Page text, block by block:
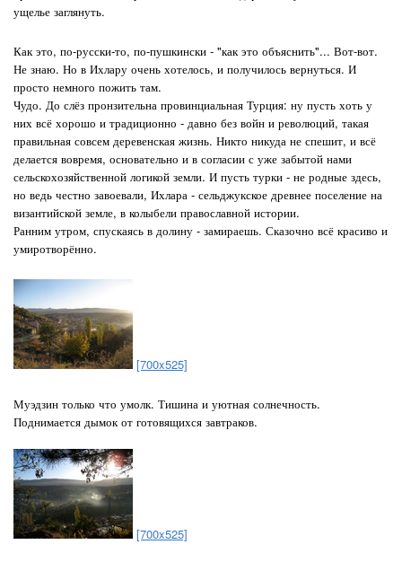
ущелье заглянуть.
Как это, по-русски-то, по-пушкински - "как это объяснить"... Вот-вот.
Не знаю. Но в Ихлару очень хотелось, и получилось вернуться. И
просто немного пожить там.
Чудо. До слёз пронзительна провинциальная Турция: ну пусть хоть у
них всё хорошо и традиционно - давно без войн и революций, такая
правильная совсем деревенская жизнь. Никто никуда не спешит, и всё
делается вовремя, основательно и в согласии с уже забытой нами
сельскохозяйственной логикой земли. И пусть турки - не родные здесь,
но ведь честно завоевали, Ихлара - сельджукское древнее поселение на
византийской земле, в колыбели православной истории.
Ранним утром, спускаясь в долину - замираешь. Сказочно всё красиво и
умиротворённо.
[700x525]
Муэдзин только что умолк. Тишина и уютная солнечность.
Поднимается дымок от готовящихся завтраков.
[700x525]